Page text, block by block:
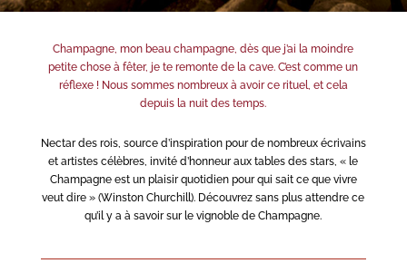
Champagne, mon beau champagne, dès que j’ai la moindre
petite chose à fêter, je te remonte de la cave. C’est comme un
réflexe ! Nous sommes nombreux à avoir ce rituel, et cela
depuis la nuit des temps.
Nectar des rois, source d’inspiration pour de nombreux écrivains
et artistes célèbres, invité d’honneur aux tables des stars, « le
Champagne est un plaisir quotidien pour qui sait ce que vivre
veut dire » (Winston Churchill). Découvrez sans plus attendre ce
qu’il y a à savoir sur le vignoble de Champagne.